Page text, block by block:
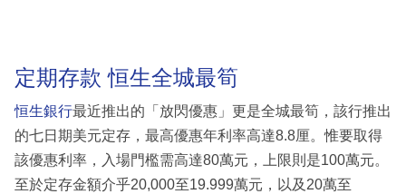
定期存款 恒生全城最筍
恒生銀行最近推出的「放閃優惠」更是全城最筍，該行推出
的七日期美元定存，最高優惠年利率高達8.8厘。惟要取得
該優惠利率，入場門檻需高達80萬元，上限則是100萬元。
至於定存金額介乎20,000至19.999萬元，以及20萬至